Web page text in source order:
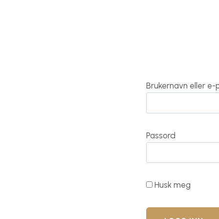
Brukernavn eller
Passord
Husk meg